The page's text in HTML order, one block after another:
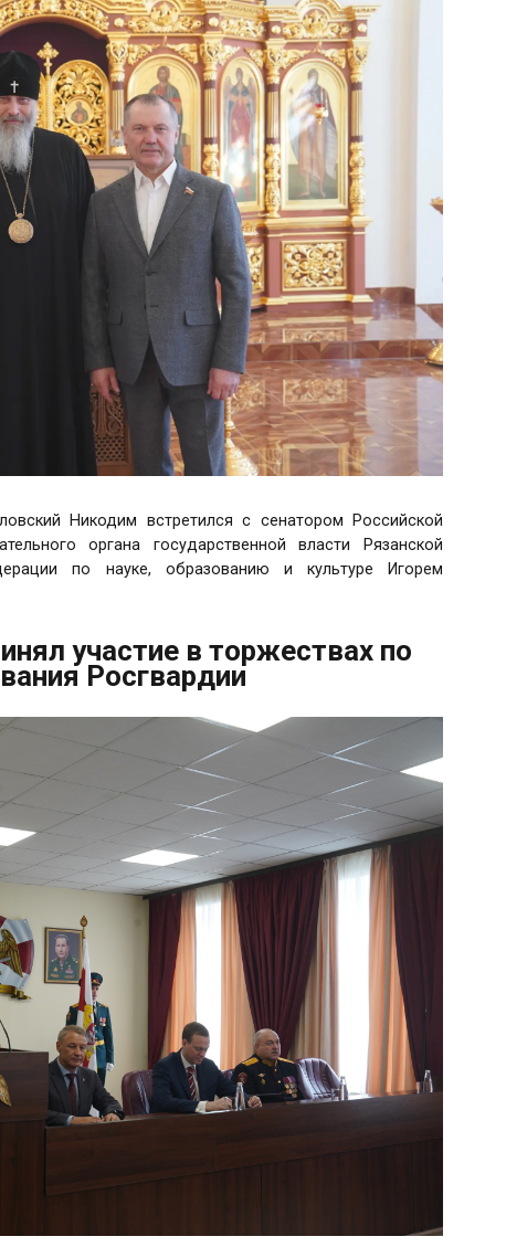
Никодим встретился с сенатором Российской
органа государственной власти Рязанской
по науке, образованию и культуре Игорем
участие в торжествах по
Росгвардии